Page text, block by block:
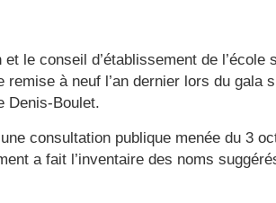
et le conseil d’établissement de
remise à neuf l’an dernier lors du
Denis-Boulet.
consultation publique menée du 3
a fait l’inventaire des noms